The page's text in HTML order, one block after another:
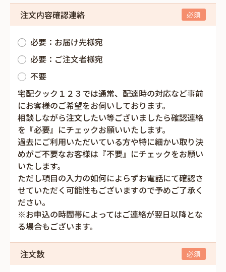
注文内容確認連絡
必要：お届け先様宛
必要：ご注文者様宛
不要
宅配クック１２３では通常、配達時の対応など事前
にお客様のご希望をお伺いしております。
相談しながら注文したい等ございましたら確認連絡
を『必要』にチェックお願いいたします。
過去にご利用いただいている方や特に細かい取り決
めがご不要なお客様は『不要』にチェックをお願い
いたします。
ただし項目の入力の如何によらずお電話にて確認さ
せていただく可能性もございますので予めご了承く
ださい。
※お申込の時間帯によってはご連絡が翌日以降とな
る場合もございます。
注文数